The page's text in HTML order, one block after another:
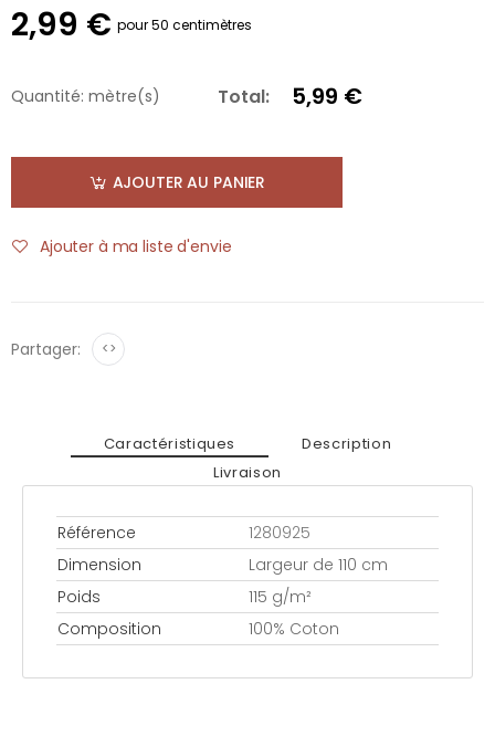
2,99 € pour 50 centimètres
Quantité: mètre(s) Total: 5,99 €
AJOUTER AU PANIER
Ajouter à ma liste d'envie
Partager: <>
Caractéristiques
Description
Livraison
Référence
1280925
Dimension
Largeur de 110 cm
Poids
115 g/m²
Composition
100% Coton